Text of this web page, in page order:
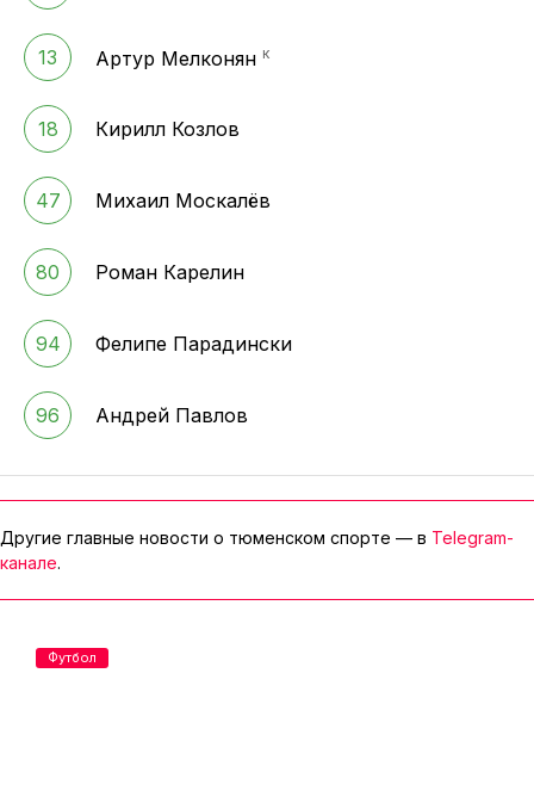
13 Артур Мелконян к
18 Кирилл Козлов
47 Михаил Москалёв
80 Роман Карелин
94 Фелипе Парадински
96 Андрей Павлов
Другие главные новости о тюменском спорте — в Telegram-
канале.
Футбол